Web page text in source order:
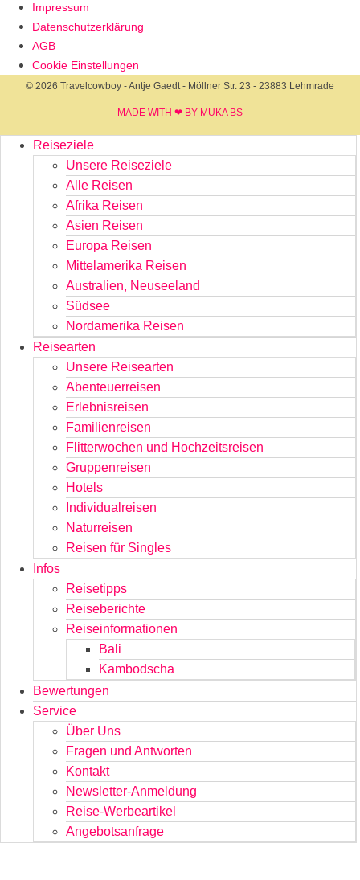
Impressum
Datenschutzerklärung
AGB
Cookie Einstellungen
© 2026 Travelcowboy - Antje Gaedt - Möllner Str. 23 - 23883 Lehmrade
MADE WITH ❤ BY MUKA BS​
Reiseziele
Unsere Reiseziele
Alle Reisen
Afrika Reisen
Asien Reisen
Europa Reisen
Mittelamerika Reisen
Australien, Neuseeland
Südsee
Nordamerika Reisen
Reisearten
Unsere Reisearten
Abenteuerreisen
Erlebnisreisen
Familienreisen
Flitterwochen und Hochzeitsreisen
Gruppenreisen
Hotels
Individualreisen
Naturreisen
Reisen für Singles
Infos
Reisetipps
Reiseberichte
Reiseinformationen
Bali
Kambodscha
Bewertungen
Service
Über Uns
Fragen und Antworten
Kontakt
Newsletter-Anmeldung
Reise-Werbeartikel
Angebotsanfrage